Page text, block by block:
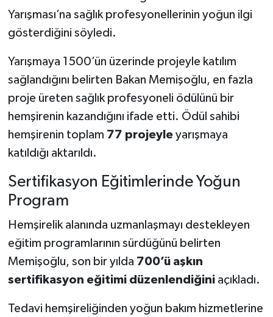
Yarışması’na sağlık profesyonellerinin yoğun ilgi
gösterdiğini söyledi.
Yarışmaya 1500’ün üzerinde projeyle katılım
sağlandığını belirten Bakan Memişoğlu, en fazla
proje üreten sağlık profesyoneli ödülünü bir
hemşirenin kazandığını ifade etti. Ödül sahibi
hemşirenin toplam 77 projeyleyarışmaya
katıldığı aktarıldı.
Sertifikasyon Eğitimlerinde Yoğun
Program
Hemşirelik alanında uzmanlaşmayı destekleyen
eğitim programlarının sürdüğünü belirten
Memişoğlu, son bir yılda 700’ü aşkın
sertifikasyon eğitimi düzenlendiğiniaçıkladı.
Tedavi hemşireliğinden yoğun bakım hizmetlerine